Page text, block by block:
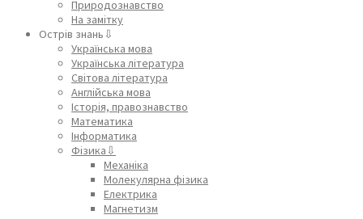
Природознавство
На замітку
Острів знань⇩
Українська мова
Українська література
Світова література
Англійська мова
Історія, правознавство
Математика
Інформатика
Фізика⇩
Механіка
Молекулярна фізика
Електрика
Магнетизм